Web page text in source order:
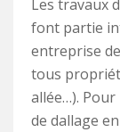
Les travaux
font partie
entreprise
tous
allée…).
de dallage